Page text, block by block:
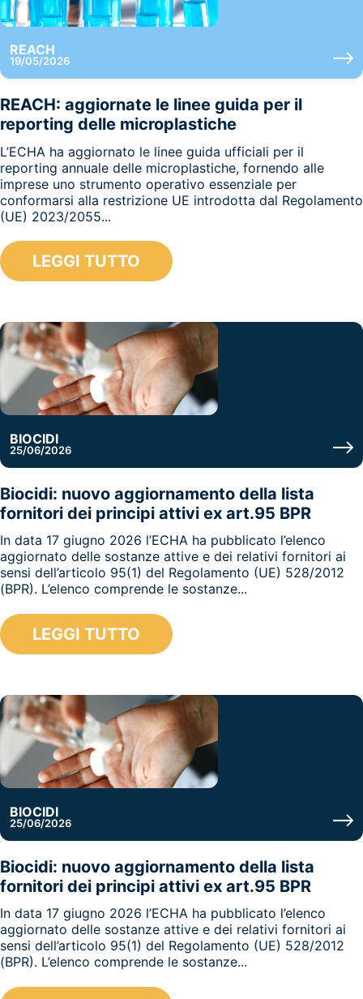
REACH
19/05/2026
REACH: aggiornate le linee guida per il
reporting delle microplastiche
L’ECHA ha aggiornato le linee guida ufficiali per il
reporting annuale delle microplastiche, fornendo alle
imprese uno strumento operativo essenziale per
conformarsi alla restrizione UE introdotta dal Regolamento
(UE) 2023/2055...
LEGGI TUTTO
BIOCIDI
25/06/2026
Biocidi: nuovo aggiornamento della lista
fornitori dei principi attivi ex art.95 BPR
In data 17 giugno 2026 l’ECHA ha pubblicato l’elenco
aggiornato delle sostanze attive e dei relativi fornitori ai
sensi dell’articolo 95(1) del Regolamento (UE) 528/2012
(BPR). L’elenco comprende le sostanze...
LEGGI TUTTO
BIOCIDI
25/06/2026
Biocidi: nuovo aggiornamento della lista
fornitori dei principi attivi ex art.95 BPR
In data 17 giugno 2026 l’ECHA ha pubblicato l’elenco
aggiornato delle sostanze attive e dei relativi fornitori ai
sensi dell’articolo 95(1) del Regolamento (UE) 528/2012
(BPR). L’elenco comprende le sostanze...